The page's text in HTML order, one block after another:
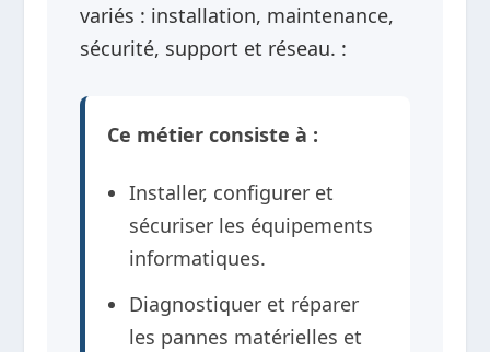
variés : installation, maintenance,
sécurité, support et réseau. :
Ce métier consiste à :
Installer, configurer et
sécuriser les équipements
informatiques.
Diagnostiquer et réparer
les pannes matérielles et